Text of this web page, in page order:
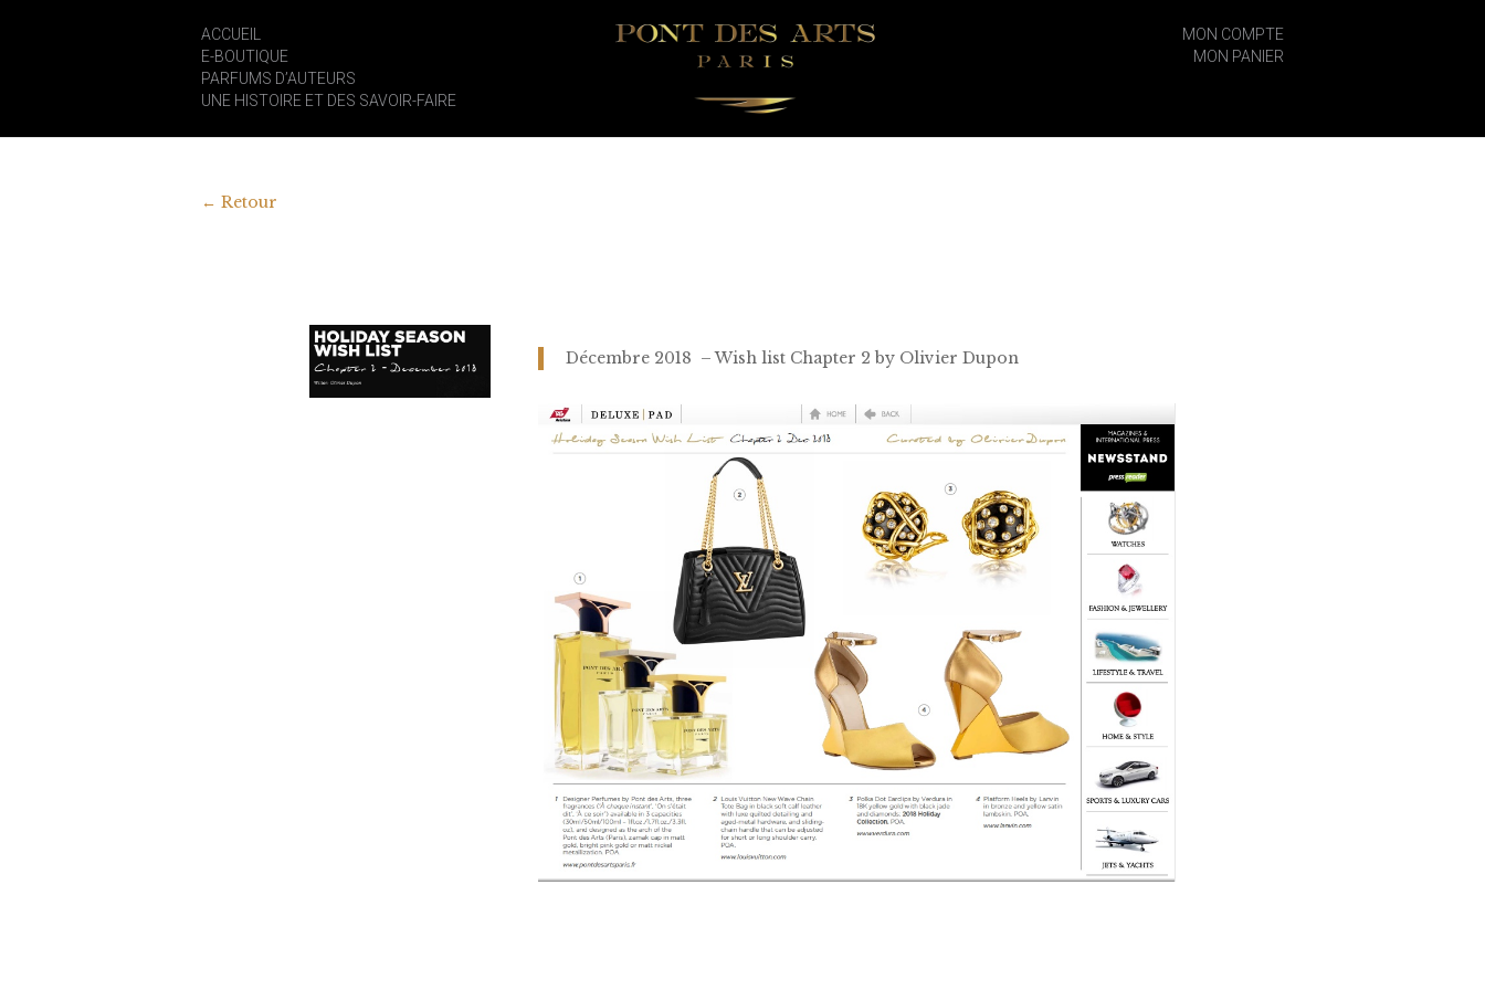
ACCUEIL
E-BOUTIQUE
PARFUMS D’AUTEURS
UNE HISTOIRE ET DES SAVOIR-FAIRE
MON COMPTE
MON PANIER
← Retour
Décembre 2018 – Wish list Chapter 2 by Olivier Dupon